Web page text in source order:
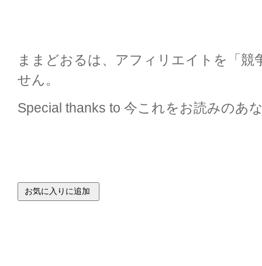
ままどおるは、アフィリエイトを「競
せん。
Special thanks to 今これをお読みのあ